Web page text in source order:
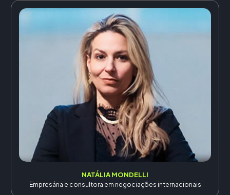
NATÁLIA MONDELLI
Empresária e consultora em negociações internacionais